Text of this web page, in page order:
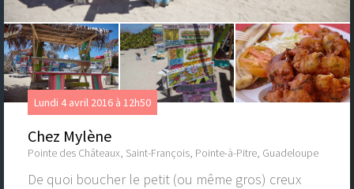
Lundi 4 avril 2016 à 12h50
Chez Mylène
Pointe des Châteaux, Saint-François, Pointe-à-Pitre, Guadeloupe
De quoi boucher le petit (ou même gros) creux